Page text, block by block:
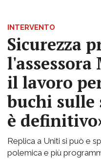
INTERVENTO
Sicurezza
il lavoro
buchi sulle
è
Replica a Uniti si può e
polemica e più